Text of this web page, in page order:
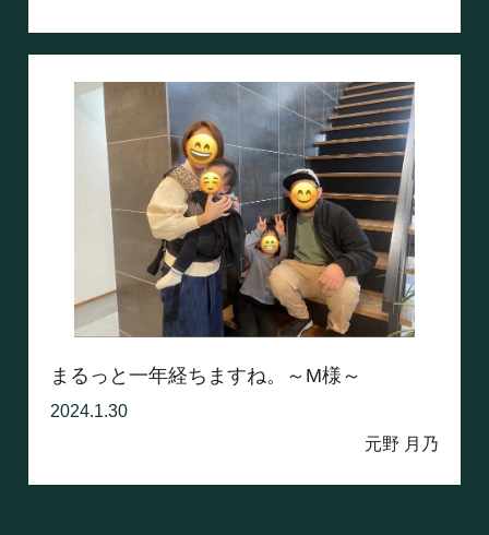
まるっと一年経ちますね。～M様～
2024.1.30
元野 月乃